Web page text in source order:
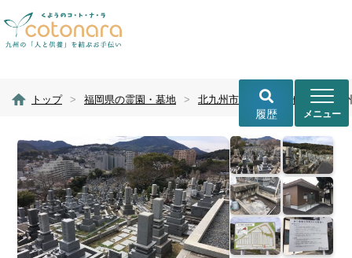
トップ > 福岡県の霊園・墓地 > 北九州市の霊園・墓地 > 北九
履歴